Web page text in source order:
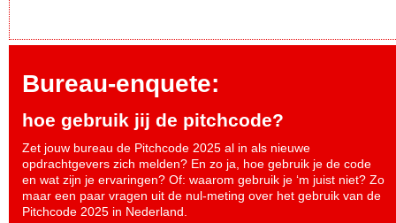
Bureau-enquete:
hoe gebruik jij de pitchcode?
Zet jouw bureau de Pitchcode 2025 al in als nieuwe
opdrachtgevers zich melden? En zo ja, hoe gebruik je de code
en wat zijn je ervaringen? Of: waarom gebruik je ‘m juist niet? Zo
maar een paar vragen uit de nul-meting over het gebruik van de
Pitchcode 2025 in Nederland.